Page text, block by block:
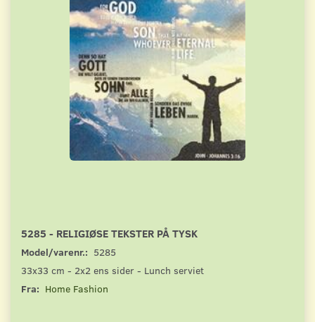
5285 - RELIGIØSE TEKSTER PÅ TYSK
Model/varenr.: 5285
33x33 cm - 2x2 ens sider - Lunch serviet
Fra: Home Fashion